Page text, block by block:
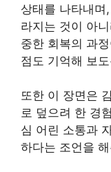
상태를 나타내
라지는 것이 아
중한 회복의 과
점도 기억해 보
또한 이 장면은
로 덮으려 한 경
심 어린 소통과
하다는 조언을